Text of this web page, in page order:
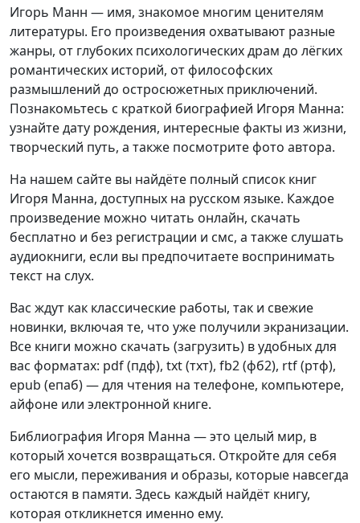
Игорь Манн — имя, знакомое многим ценителям
литературы. Его произведения охватывают разные
жанры, от глубоких психологических драм до лёгких
романтических историй, от философских
размышлений до остросюжетных приключений.
Познакомьтесь с краткой биографией Игоря Манна:
узнайте дату рождения, интересные факты из жизни,
творческий путь, а также посмотрите фото автора.
На нашем сайте вы найдёте полный список книг
Игоря Манна, доступных на русском языке. Каждое
произведение можно читать онлайн, скачать
бесплатно и без регистрации и смс, а также слушать
аудиокниги, если вы предпочитаете воспринимать
текст на слух.
Вас ждут как классические работы, так и свежие
новинки, включая те, что уже получили экранизации.
Все книги можно скачать (загрузить) в удобных для
вас форматах: pdf (пдф), txt (тхт), fb2 (фб2), rtf (ртф),
epub (епаб) — для чтения на телефоне, компьютере,
айфоне или электронной книге.
Библиография Игоря Манна — это целый мир, в
который хочется возвращаться. Откройте для себя
его мысли, переживания и образы, которые навсегда
остаются в памяти. Здесь каждый найдёт книгу,
которая откликнется именно ему.